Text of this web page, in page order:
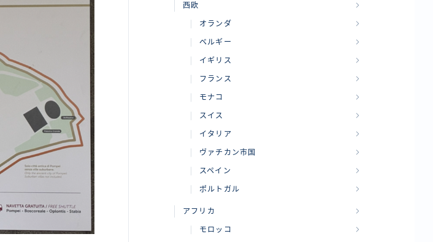
西欧
オランダ
ベルギー
イギリス
フランス
モナコ
スイス
イタリア
ヴァチカン市国
スペイン
ポルトガル
アフリカ
モロッコ